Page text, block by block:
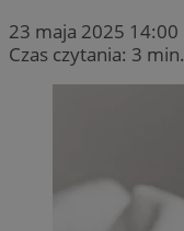
23 maja 2025 14:00
Czas czytania: 3 min.